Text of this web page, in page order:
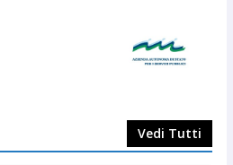
Vedi Tutti